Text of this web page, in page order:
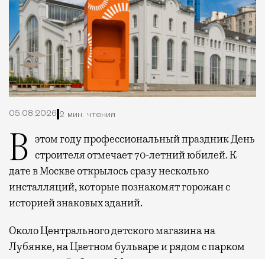
05.08.2026 2 мин. чтения
В этом году профессиональный праздник День строителя отмечает 70-летний юбилей. К
дате в Москве открылось сразу несколько
инсталляций, которые познакомят горожан с
историей знаковых зданий.
Около Центрального детского магазина на
Лубянке, на Цветном бульваре и рядом с парком